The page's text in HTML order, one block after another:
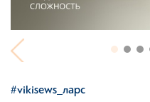
#vikisews_ларс